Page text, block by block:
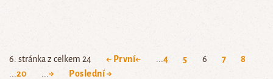
6. stránka z celkem 24 ← První← 4 5 6 7
8
20 → Poslední →